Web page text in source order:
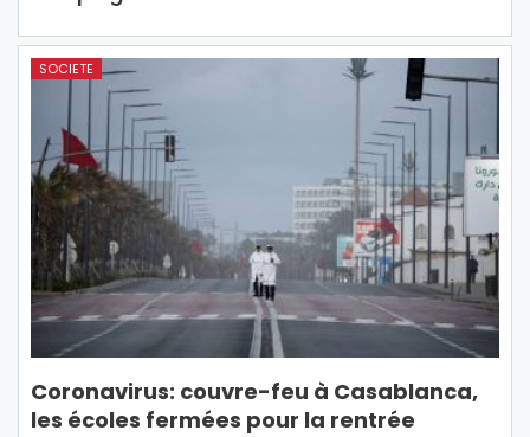
SOCIETE
Coronavirus: couvre-feu à Casablanca,
les écoles fermées pour la rentrée